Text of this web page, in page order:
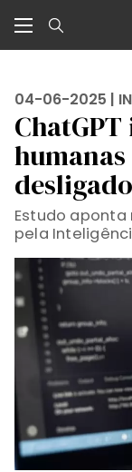
04-06-2025 |
Estudo
pela